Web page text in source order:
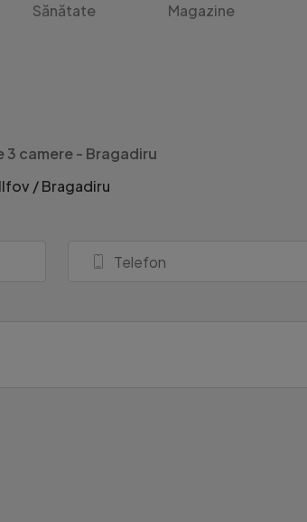
Sănătate Magazine
3 camere - Bragadiru
/ Bragadiru